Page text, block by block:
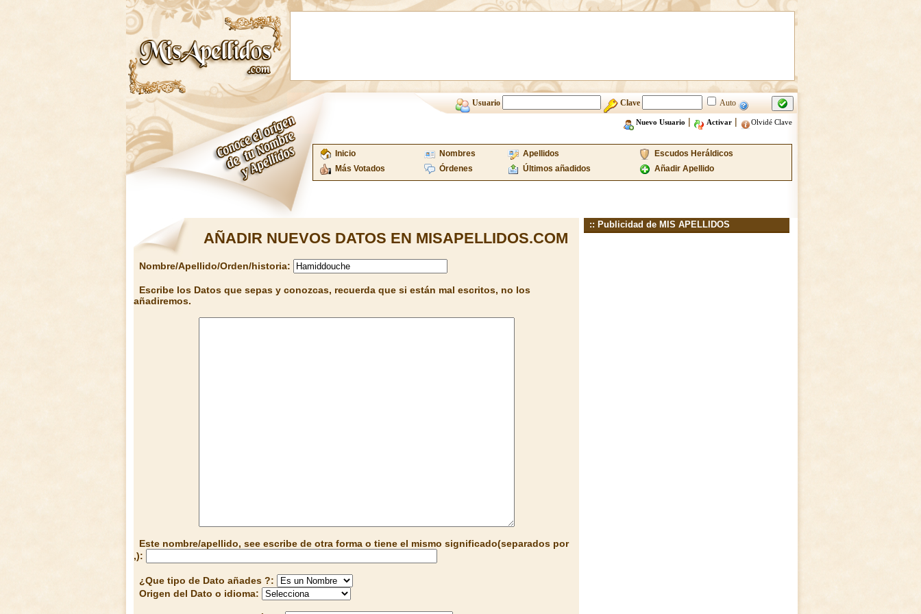
Usuario Clave Auto
Nuevo Usuario | Activar| Olvidé Clave
Inicio Nombres Apellidos
Escudos Heráldicos
Más Votados
Órdenes Últimos añadidos Añadir Apellido
AÑADIR NUEVOS DATOS EN MISAPELLIDOS.COM
Nombre/Apellido/Orden/historia:
Escribe los Datos que sepas y conozcas, recuerda que si están mal escritos, no los
añadiremos.
Este nombre/apellido, see escribe de otra forma o tiene el mismo significado(separados por
,):
¿Que tipo de Dato añades ?:
Origen del Dato o idioma:
:: Publicidad de MIS APELLIDOS